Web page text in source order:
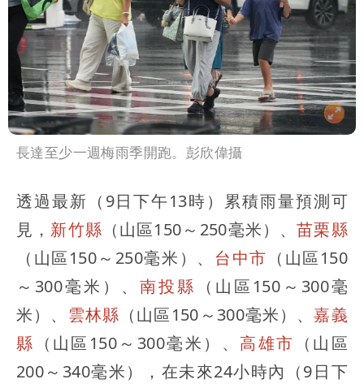
長達至少一週梅雨季開跑。彭欣偉攝
透過最新（9日下午13時）累積雨量預測可
見， 新竹縣 （山區150～250毫米）、苗栗縣
（山區150～250毫米）、 台中市 （山區150
～300毫米）、南投縣
（山區150～300毫
米）、 雲林縣 （山區150～300毫米）、嘉義
縣 （山區150～300毫米）、 高雄市 （山區
200～340毫米），在未來24小時內（9日下